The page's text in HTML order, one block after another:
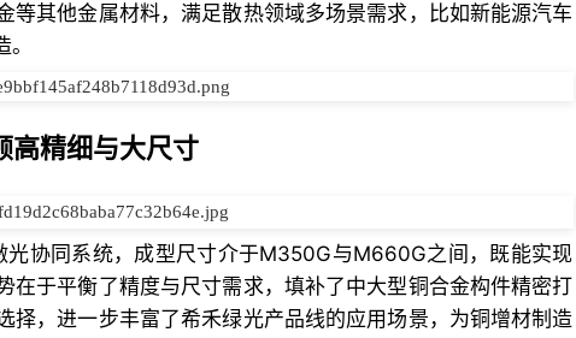
其他金属材料，满足散热领域多场景需求，比如新能源汽车
精细与大尺寸
协同系统，成型尺寸介于M350G与M660G之间，既能实现
在于平衡了精度与尺寸需求，填补了中大型铜合金构件精密打
择，进一步丰富了希禾绿光产品线的应用场景，为铜增材制造